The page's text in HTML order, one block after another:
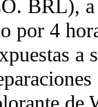
BRL),
por 4